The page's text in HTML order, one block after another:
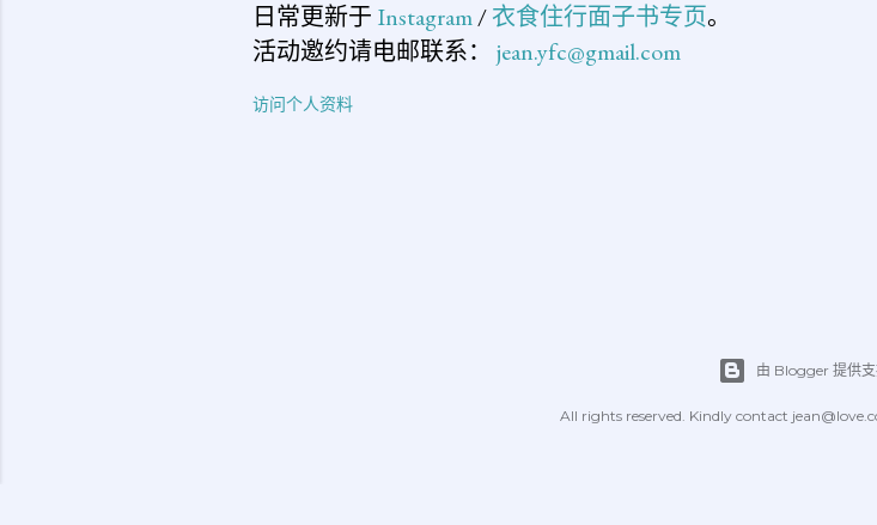
日常更新于 Instagram/衣食住行面子书专页。
活动邀约请电邮联系： jean.yfc@gmail.com
访问个人资料
由 Blogger 提供
All rights reserved. Kindly contact